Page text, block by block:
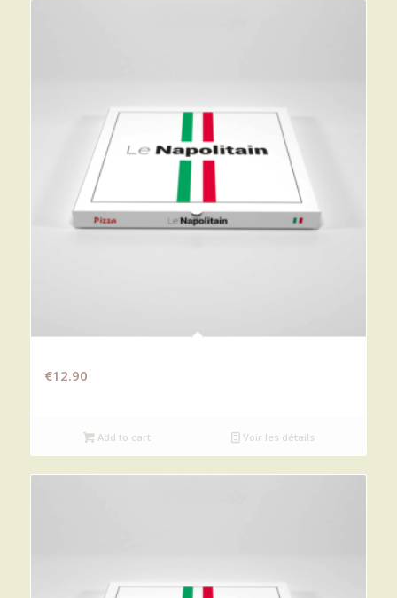
€12.90
Add to cart Voir les détails